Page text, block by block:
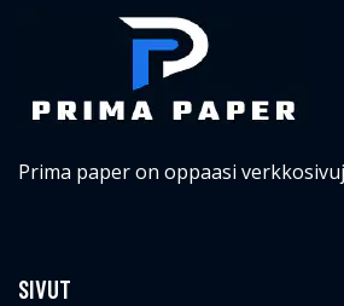
Prima paper on oppaasi
SIVUT